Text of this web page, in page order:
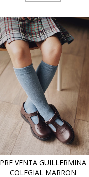
PRE VENTA GUILLERMINA
COLEGIAL MARRON